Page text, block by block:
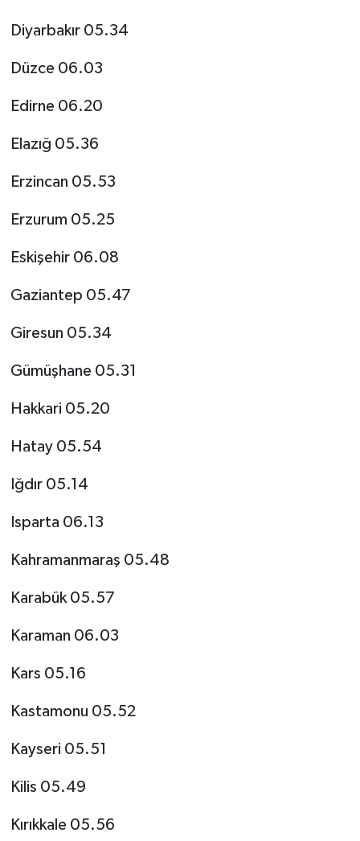
Diyarbakır 05.34
Düzce 06.03
Edirne 06.20
Elazığ 05.36
Erzincan 05.53
Erzurum 05.25
Eskişehir 06.08
Gaziantep 05.47
Giresun 05.34
Gümüşhane 05.31
Hakkari 05.20
Hatay 05.54
Iğdır 05.14
Isparta 06.13
Kahramanmaraş 05.48
Karabük 05.57
Karaman 06.03
Kars 05.16
Kastamonu 05.52
Kayseri 05.51
Kilis 05.49
Kırıkkale 05.56